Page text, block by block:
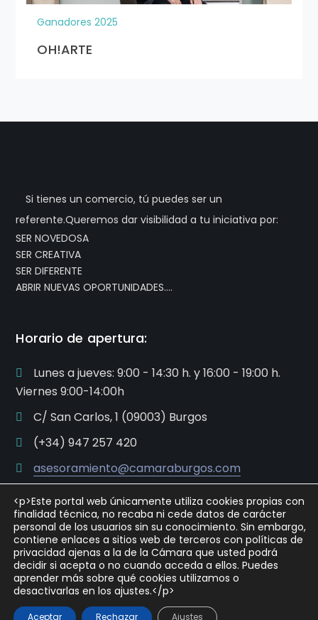
Ganadores 2025
OH!ARTE
Si tienes un comercio, tú puedes ser un
referente.Queremos dar visibilidad a tu iniciativa por:
SER NOVEDOSA
SER CREATIVA
SER DIFERENTE
ABRIR NUEVAS OPORTUNIDADES….
Horario de apertura:
Lunes a jueves: 9:00 - 14:30 h. y 16:00 - 19:00 h.
Viernes 9:00-14:00h
C/ San Carlos, 1 (09003) Burgos
(+34) 947 257 420
asesoramiento@camaraburgos.com
Copyright © 2021 Cámara Oficial de Comercio, Industria
y Servicios de Burgos
Política de privacidad
Aviso Legal
<p>Este portal web únicamente utiliza cookies propias con
finalidad técnica, no recaba ni cede datos de carácter
personal de los usuarios sin su conocimiento. Sin embargo,
contiene enlaces a sitios web de terceros con políticas de
privacidad ajenas a la de la Cámara que usted podrá
decidir si acepta o no cuando acceda a ellos. Puedes
aprender más sobre qué cookies utilizamos o
desactivarlas en los ajustes.</p>
Aceptar Rechazar Ajustes